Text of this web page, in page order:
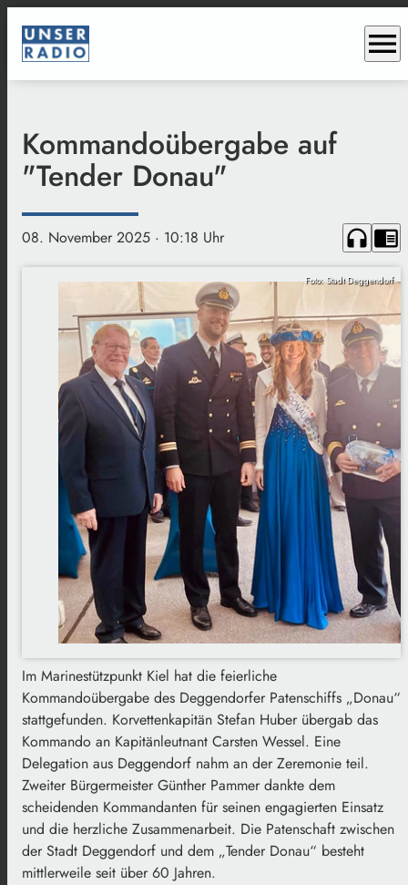
menu
Kommandoübergabe auf
"Tender Donau"
08. November 2025 · 10:18 Uhr headphones chrome_reader_mode
Foto: Stadt Deggendorf
Im Marinestützpunkt Kiel hat die feierliche
Kommandoübergabe des Deggendorfer Patenschiffs „Donau“
stattgefunden. Korvettenkapitän Stefan Huber übergab das
Kommando an Kapitänleutnant Carsten Wessel. Eine
Delegation aus Deggendorf nahm an der Zeremonie teil.
Zweiter Bürgermeister Günther Pammer dankte dem
scheidenden Kommandanten für seinen engagierten Einsatz
und die herzliche Zusammenarbeit. Die Patenschaft zwischen
der Stadt Deggendorf und dem „Tender Donau“ besteht
mittlerweile seit über 60 Jahren.